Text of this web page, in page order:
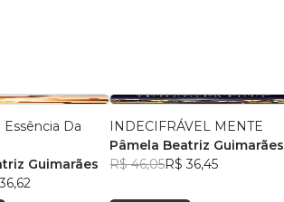
Da
Guimarães
INDECIFRÁVEL MENTE
Pâmela Beatriz Guimarães
R$ 46,05R$ 36,45